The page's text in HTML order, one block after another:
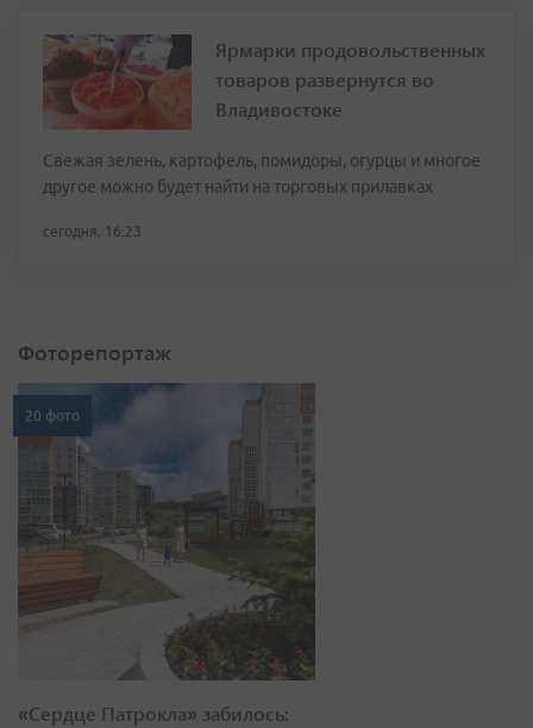
Ярмарки продовольственных
товаров развернутся во
Владивостоке
Свежая зелень, картофель, помидоры, огурцы и многое
другое можно будет найти на торговых прилавках
сегодня, 16:23
Фоторепортаж
20 фото
«Сердце Патрокла» забилось: